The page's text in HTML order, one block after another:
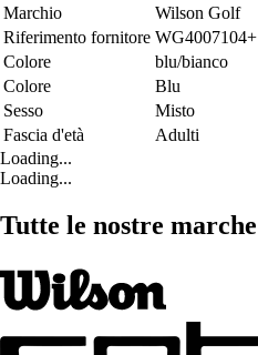
Marchio
Wilson Golf
Riferimento fornitore WG4007104+
Colore
blu/bianco
Colore
Blu
Sesso
Misto
Fascia d'età
Adulti
Loading...
Loading...
Tutte le nostre marche